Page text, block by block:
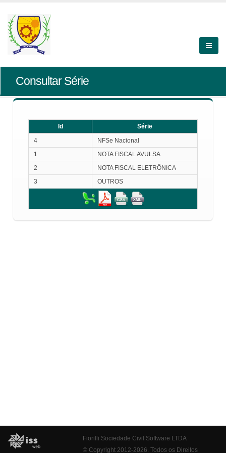
Consultar Série
Id
Série
Série
4
NFSe Nacional
1
NOTA FISCAL AVULSA
2
NOTA FISCAL ELETRÔNICA
3
OUTROS
Fiorilli Sociedade Civil Software LTDA
© Copyright 2012-2026. Todos os Direitos